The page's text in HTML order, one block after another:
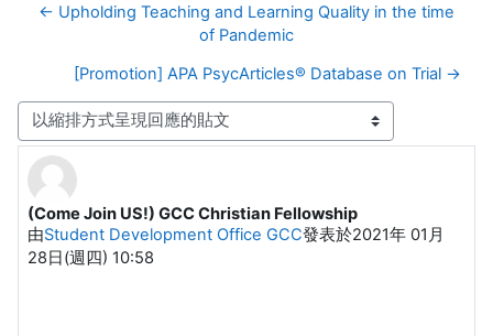
← Upholding Teaching and Learning Quality in the time
of Pandemic
[Promotion] APA PsycArticles® Database on Trial →
顯示模式
(Come Join US!) GCC Christian Fellowship
由Student Development Office GCC發表於2021年 01月
28日(週四) 10:58
Number of replies: 0